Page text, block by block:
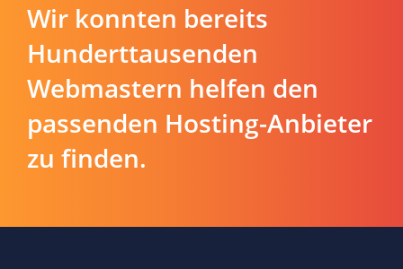
Wir konnten bereits
Hunderttausenden
Webmastern helfen den
passenden Hosting-Anbieter
zu finden.